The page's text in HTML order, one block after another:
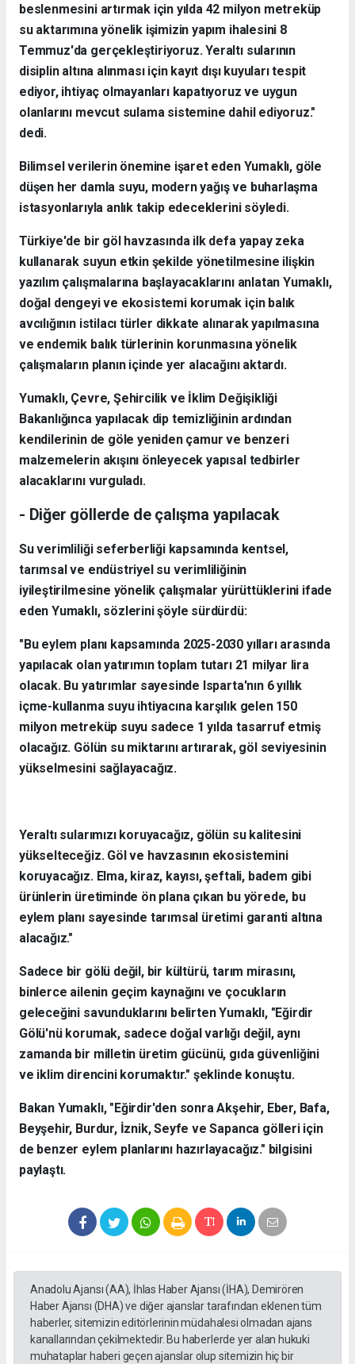
beslenmesini artırmak için yılda 42 milyon metreküp
su aktarımına yönelik işimizin yapım ihalesini 8
Temmuz'da gerçekleştiriyoruz. Yeraltı sularının
disiplin altına alınması için kayıt dışı kuyuları tespit
ediyor, ihtiyaç olmayanları kapatıyoruz ve uygun
olanlarını mevcut sulama sistemine dahil ediyoruz."
dedi.
Bilimsel verilerin önemine işaret eden Yumaklı, göle
düşen her damla suyu, modern yağış ve buharlaşma
istasyonlarıyla anlık takip edeceklerini söyledi.
Türkiye'de bir göl havzasında ilk defa yapay zeka
kullanarak suyun etkin şekilde yönetilmesine ilişkin
yazılım çalışmalarına başlayacaklarını anlatan Yumaklı,
doğal dengeyi ve ekosistemi korumak için balık
avcılığının istilacı türler dikkate alınarak yapılmasına
ve endemik balık türlerinin korunmasına yönelik
çalışmaların planın içinde yer alacağını aktardı.
Yumaklı, Çevre, Şehircilik ve İklim Değişikliği
Bakanlığınca yapılacak dip temizliğinin ardından
kendilerinin de göle yeniden çamur ve benzeri
malzemelerin akışını önleyecek yapısal tedbirler
alacaklarını vurguladı.
- Diğer göllerde de çalışma yapılacak
Su verimliliği seferberliği kapsamında kentsel,
tarımsal ve endüstriyel su verimliliğinin
iyileştirilmesine yönelik çalışmalar yürüttüklerini ifade
eden Yumaklı, sözlerini şöyle sürdürdü:
"Bu eylem planı kapsamında 2025-2030 yılları arasında
yapılacak olan yatırımın toplam tutarı 21 milyar lira
olacak. Bu yatırımlar sayesinde Isparta'nın 6 yıllık
içme-kullanma suyu ihtiyacına karşılık gelen 150
milyon metreküp suyu sadece 1 yılda tasarruf etmiş
olacağız. Gölün su miktarını artırarak, göl seviyesinin
yükselmesini sağlayacağız.
Yeraltı sularımızı koruyacağız, gölün su kalitesini
yükselteceğiz. Göl ve havzasının ekosistemini
koruyacağız. Elma, kiraz, kayısı, şeftali, badem gibi
ürünlerin üretiminde ön plana çıkan bu yörede, bu
eylem planı sayesinde tarımsal üretimi garanti altına
alacağız."
Sadece bir gölü değil, bir kültürü, tarım mirasını,
binlerce ailenin geçim kaynağını ve çocukların
geleceğini savunduklarını belirten Yumaklı, "Eğirdir
Gölü'nü korumak, sadece doğal varlığı değil, aynı
zamanda bir milletin üretim gücünü, gıda güvenliğini
ve iklim direncini korumaktır." şeklinde konuştu.
Bakan Yumaklı, "Eğirdir'den sonra Akşehir, Eber, Bafa,
Beyşehir, Burdur, İznik, Seyfe ve Sapanca gölleri için
de benzer eylem planlarını hazırlayacağız." bilgisini
paylaştı.
Anadolu Ajansı (AA), İhlas Haber Ajansı (İHA), Demirören
Haber Ajansı (DHA) ve diğer ajanslar tarafından eklenen tüm
haberler, sitemizin editörlerinin müdahalesi olmadan ajans
kanallarından çekilmektedir. Bu haberlerde yer alan hukuki
muhataplar haberi geçen ajanslar olup sitemizin hiç bir